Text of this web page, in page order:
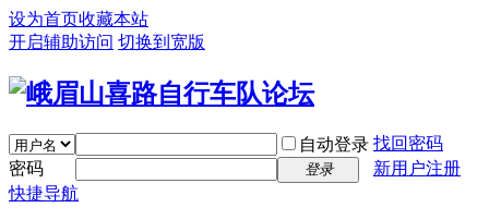
设为首页收藏本站
开启辅助访问 切换到宽版
自动登录 找回密码
密码
登录
新用户注册
快捷导航